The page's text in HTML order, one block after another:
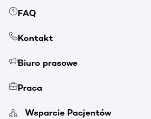
FAQ
Kontakt
Biuro prasowe
Praca
Wsparcie Pacjentów